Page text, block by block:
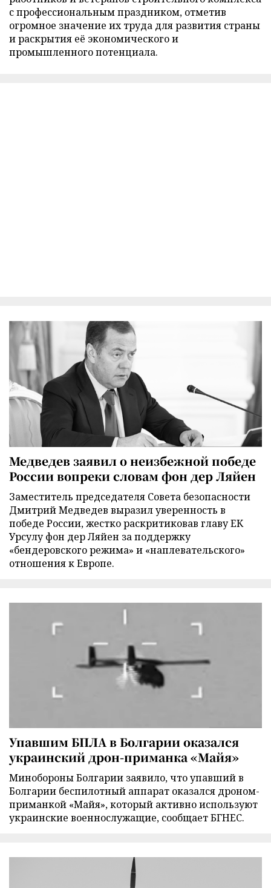
с профессиональным праздником, отметив
огромное значение их труда для развития страны
и раскрытия её экономического и
промышленного потенциала.
Медведев заявил о неизбежной победе
России вопреки словам фон дер Ляйен
Заместитель председателя Совета безопасности
Дмитрий Медведев выразил уверенность в
победе России, жестко раскритиковав главу ЕК
Урсулу фон дер Ляйен за поддержку
«бендеровского режима» и «наплевательского»
отношения к Европе.
Упавшим БПЛА в Болгарии оказался
украинский дрон-приманка «Майя»
Минобороны Болгарии заявило, что упавший в
Болгарии беспилотный аппарат оказался дроном-
приманкой «Майя», который активно используют
украинские военнослужащие, сообщает БГНЕС.